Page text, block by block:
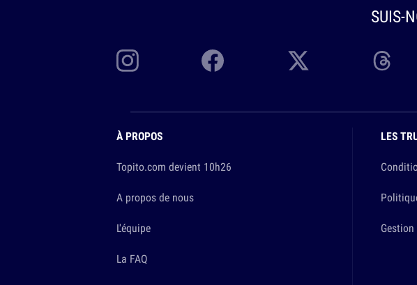
SUIS-
À PROPOS
Topito.com devient 10h26
A propos de nous
L'équipe
La FAQ
LES